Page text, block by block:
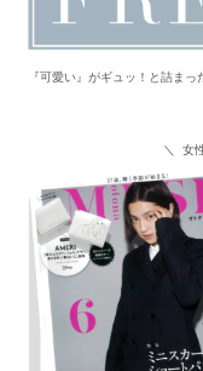
『可愛い』がギュッ！と詰まっ
＼ 女